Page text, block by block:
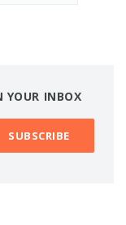
YOUR INBOX